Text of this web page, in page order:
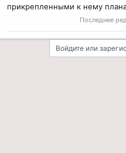
прикрепленными к нему
Последнее
Войдите или